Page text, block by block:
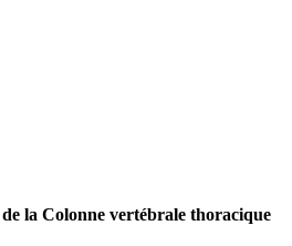
la Colonne vertébrale thoracique